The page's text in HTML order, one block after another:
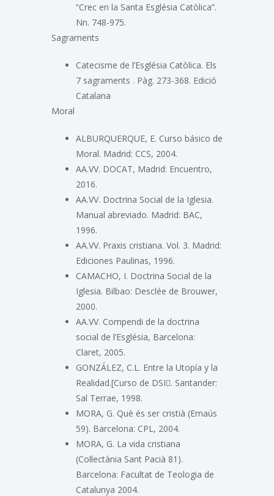
“Crec en la Santa Església Catòlica”.
Nn. 748-975.
Sagraments
Catecisme de l’Església Catòlica. Els
7 sagraments . Pàg. 273-368. Edició
Catalana
Moral
ALBURQUERQUE, E. Curso básico de
Moral. Madrid: CCS, 2004.
AA.VV. DOCAT, Madrid: Encuentro,
2016.
AA.VV. Doctrina Social de la Iglesia.
Manual abreviado. Madrid: BAC,
1996.
AA.VV. Praxis cristiana. Vol. 3. Madrid:
Ediciones Paulinas, 1996.
CAMACHO, I. Doctrina Social de la
Iglesia. Bilbao: Desclée de Brouwer,
2000.
AA.VV. Compendi de la doctrina
social de l’Església, Barcelona:
Claret, 2005.
GONZÁLEZ, C.L. Entre la Utopía y la
Realidad.[Curso de DSI. Santander:
Sal Terrae, 1998.
MORA, G. Què és ser cristià (Emaús
59). Barcelona: CPL, 2004.
MORA, G. La vida cristiana
(Col·lectània Sant Pacià 81).
Barcelona: Facultat de Teologia de
Catalunya 2004.